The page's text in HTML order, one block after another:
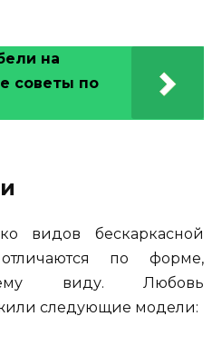
на
советы по
видов бескаркасной
по форме,
виду. Любовь
следующие модели: